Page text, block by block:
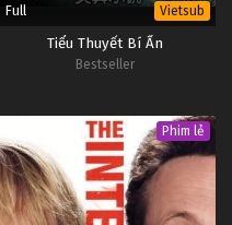
Full Vietsub
Tiểu Thuyết Bí Ẩn
Bestseller
Phim lẻ